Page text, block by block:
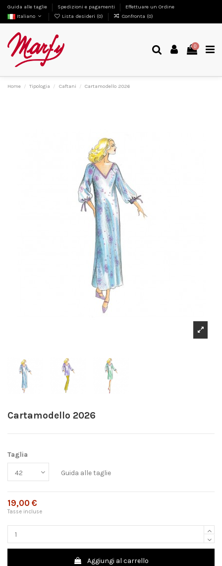
Guida alle taglie Spedizioni e pagamenti
Effettuare un Ordine
Italiano
Lista desideri (0) Confronta (0)
0
Home Tipologia Caftani Cartamodello 2026
Cartamodello 2026
Taglia
Guida alle taglie
19,00 €
Tasse incluse
Aggiungi al carrello